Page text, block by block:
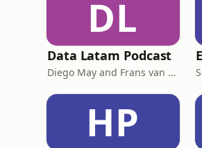
DL
Data Latam Podcast
Diego May and Frans van Dunné
HP